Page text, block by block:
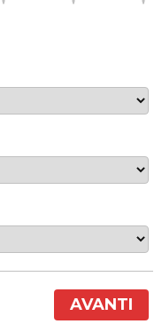
AVANTI